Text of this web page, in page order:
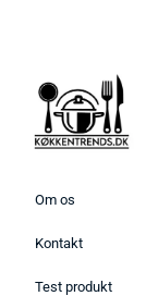
Om os
Kontakt
Test produkt
Bedste